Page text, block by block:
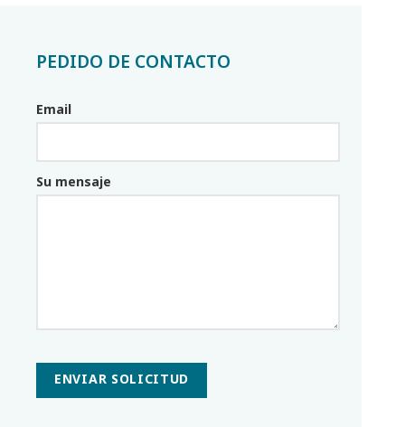
PEDIDO DE CONTACTO
Email
Email_parceiro
Su mensaje
ENVIAR SOLICITUD